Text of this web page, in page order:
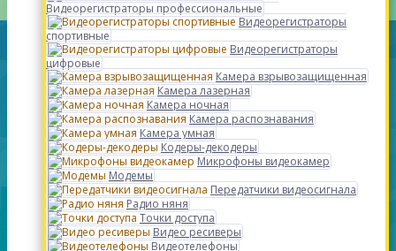
Видеорегистраторы профессиональные
Видеорегистраторы
спортивные
Видеорегистраторы
цифровые
Камера взрывозащищенная
Камера лазерная
Камера ночная
Камера распознавания
Камера умная
Кодеры-декодеры
Микрофоны видеокамер
Модемы
Передатчики видеосигнала
Радио няня
Точки доступа
Видео ресиверы
Видеотелефоны